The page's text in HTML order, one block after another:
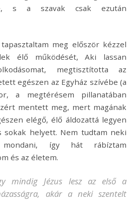
s a szavak csak ezután
meg először kézzel
élő működését, Aki lassan
megtisztította az
egészen az Egyház szívébe (a
a megtérésem pillanatában
mentett meg, mert magának
elégő, élő áldozattá legyen
sokak helyett. Nem tudtam neki
mondani, így hát rábíztam
és az életem.
mindig Jézus lesz az első a
akár a neki szentelt